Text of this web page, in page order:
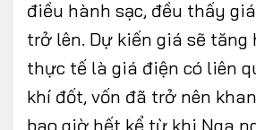
điều hành sạc, đều thấy
trở lên. Dự kiến giá sẽ tăng
thực tế là giá điện có liên
khí đốt, vốn đã trở nên
bao giờ hết kể từ khi Nga